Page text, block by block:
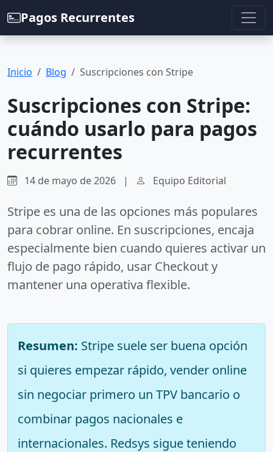
Pagos Recurrentes
Inicio Blog Suscripciones con Stripe
Suscripciones con Stripe:
cuándo usarlo para pagos
recurrentes
14 de mayo de 2026 | Equipo Editorial
Stripe es una de las opciones más populares
para cobrar online. En suscripciones, encaja
especialmente bien cuando quieres activar un
flujo de pago rápido, usar Checkout y
mantener una operativa flexible.
Resumen: Stripe suele ser buena opción
si quieres empezar rápido, vender online
sin negociar primero un TPV bancario o
combinar pagos nacionales e
internacionales. Redsys sigue teniendo